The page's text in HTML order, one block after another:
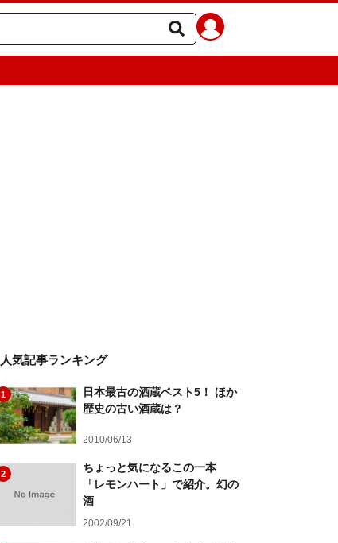
人気記事ランキング
1
日本最古の酒蔵ベスト5！ ほか
歴史の古い酒蔵は？
2010/06/13
2
ちょっと気になるこの一本
「レモンハート」で紹介。幻の
酒
2002/09/21